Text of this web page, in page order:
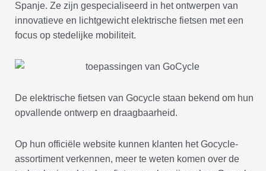
Spanje. Ze zijn gespecialiseerd in het ontwerpen van
innovatieve en lichtgewicht elektrische fietsen met een
focus op stedelijke mobiliteit.
De elektrische fietsen van Gocycle staan bekend om hun
opvallende ontwerp en draagbaarheid.
Op hun officiële website kunnen klanten het Gocycle-
assortiment verkennen, meer te weten komen over de